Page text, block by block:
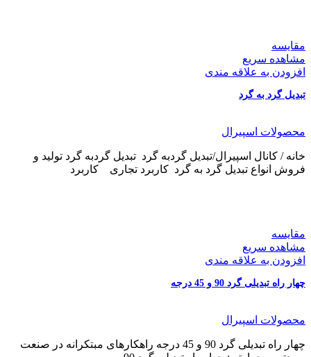
مقایسه
مشاهده سریع
افزودن به علاقه مندی
تبدیل گرد به گرد
محصولات اسپیرال
خانه / کانال اسپیرال/تبدیل گردبه گرد تبدیل گردبه گرد تولید و
فروش انواع تبدیل گرد به گرد کاربرد تجاری کاربرد
مقایسه
مشاهده سریع
افزودن به علاقه مندی
چهار راه تبدیلی گرد 90 و 45 درجه
محصولات اسپیرال
چهار راه تبدیلی گرد 90 و 45 درجه راهکارهای مبتکرانه در صنعت